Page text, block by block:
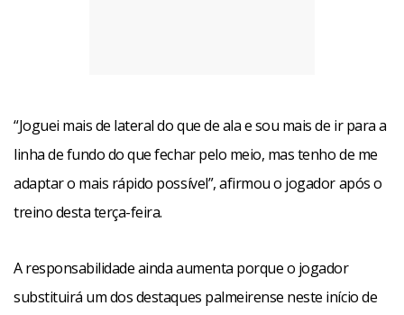
“Joguei mais de lateral do que de ala e sou mais de ir para a
linha de fundo do que fechar pelo meio, mas tenho de me
adaptar o mais rápido possível”, afirmou o jogador após o
treino desta terça-feira.
A responsabilidade ainda aumenta porque o jogador
substituirá um dos destaques palmeirense neste início de